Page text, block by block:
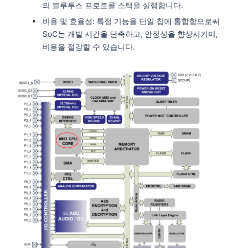
의 블루투스 프로토콜 스택을 실행합니다.
비용 및 효율성: 특정 기능을 단일 칩에 통합함으로써
SoC는 개발 시간을 단축하고, 안정성을 향상시키며,
비용을 절감할 수 있습니다.